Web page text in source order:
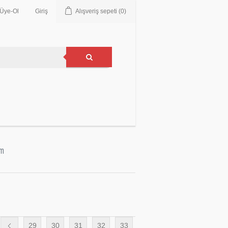
Üye-Ol Giriş Alışveriş sepeti (0)
29 30 31 32 33